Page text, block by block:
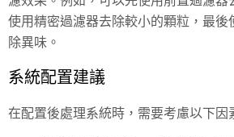
使用精密過濾器去除較小的顆粒，最後
除異味。
系統配置建議
在配置後處理系統時，需要考慮以下因